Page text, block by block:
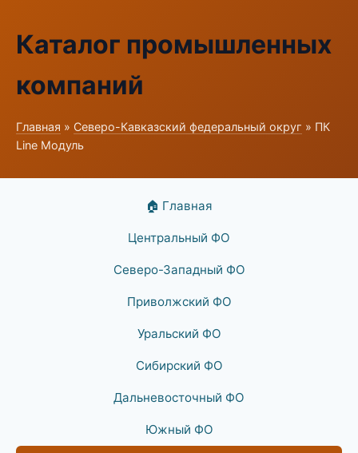
Каталог промышленных
компаний
Главная » Северо-Кавказский федеральный округ » ПК
Line Модуль
🏠 Главная
Центральный ФО
Северо-Западный ФО
Приволжский ФО
Уральский ФО
Сибирский ФО
Дальневосточный ФО
Южный ФО